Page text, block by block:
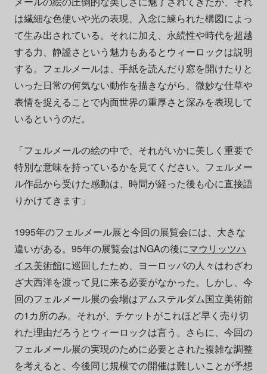
は繊細な色使いや光の表現、入念に練られた構図によっ
て生み出されている。それに加え、永続性や時代を超越
する力、静謐さという魅力もあるとウィーロックは説明
する。フェルメールは、手紙を読んだり窓を開けたりと
いった日常の何気ない動作を描きながら、微妙な仕草や
表情を捉えることで内面世界の重厚さと深みを表現して
いるというのだ。
「フェルメールの絵の中で、それがいかに美しく重要で
特別な意味を持っているかを見てください。フェルメー
ル作品から受けた感動は、時間が経った後も心に直接語
りかけてきます」
1995年のフェルメール展と今回の展覧会には、大きな
違いがある。95年の展覧会はNGAの後にマウリッツハ
イス美術館に巡回したため、ヨーロッパの人々はわざわ
ざ大西洋を渡って見に来る必要がなかった。しかし、今
回のフェルメール展の会場はアムステルダム国立美術館
の1カ所のみ。それが、チケットがこれほど早く売り切
れた理由だろうとウィーロックは言う。さらに、今回の
フェルメール展の実現のために必要とされた複雑な調整
を考えると、今後同じ規模での開催は難しいことが予想